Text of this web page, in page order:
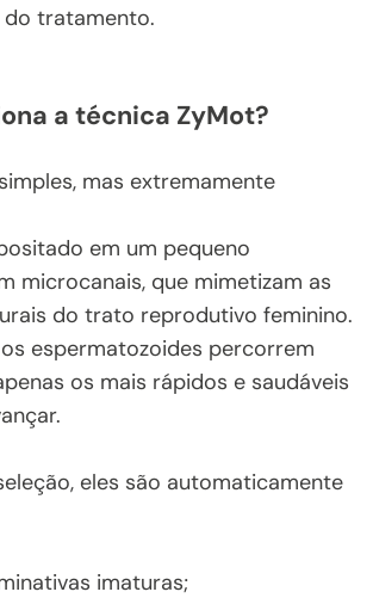
tratamento.
a técnica ZyMot?
mas extremamente
em um pequeno
microcanais, que mimetizam as
do trato reprodutivo feminino.
espermatozoides percorrem
os mais rápidos e saudáveis
eles são automaticamente
imaturas;